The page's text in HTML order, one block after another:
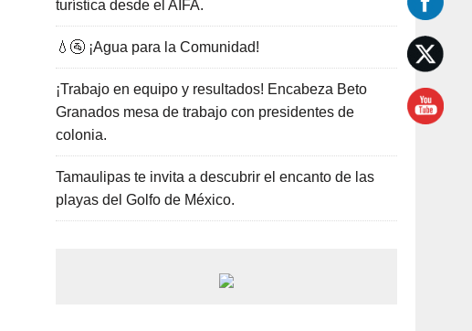
turística desde el AIFA.
💧🚰 ¡Agua para la Comunidad!
¡Trabajo en equipo y resultados! Encabeza Beto
Granados mesa de trabajo con presidentes de
colonia.
Tamaulipas te invita a descubrir el encanto de las
playas del Golfo de México.